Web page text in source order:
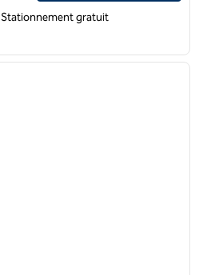
Stationnement gratuit